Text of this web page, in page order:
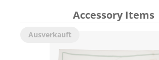
Accessory Items
Ausverkauft